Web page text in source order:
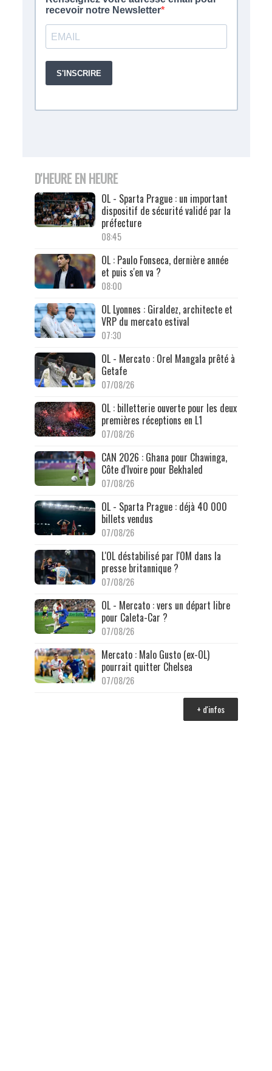
D'HEURE EN HEURE
OL - Sparta Prague : un important
dispositif de sécurité validé par la
préfecture
08:45
OL : Paulo Fonseca, dernière année
et puis s'en va ?
08:00
OL Lyonnes : Giraldez, architecte et
VRP du mercato estival
07:30
OL - Mercato : Orel Mangala prêté à
Getafe
07/08/26
OL : billetterie ouverte pour les deux
premières réceptions en L1
07/08/26
CAN 2026 : Ghana pour Chawinga,
Côte d'Ivoire pour Bekhaled
07/08/26
OL - Sparta Prague : déjà 40 000
billets vendus
07/08/26
L'OL déstabilisé par l'OM dans la
presse britannique ?
07/08/26
OL - Mercato : vers un départ libre
pour Caleta-Car ?
07/08/26
Mercato : Malo Gusto (ex-OL)
pourrait quitter Chelsea
07/08/26
+ d'infos